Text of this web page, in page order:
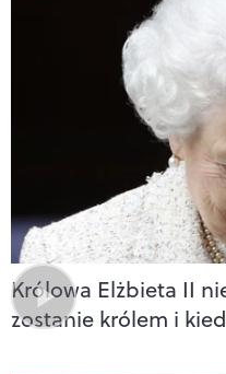
Królowa Elżbieta II
zostanie królem i